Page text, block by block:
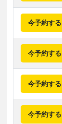
今予約する
今予約する
今予約する
今予約する